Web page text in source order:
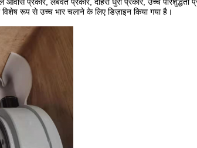
रूप से उच्च भार चलाने के लिए डिज़ाइन किया गया है।